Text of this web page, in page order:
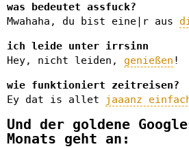
was bedeutet assfuck?
Mwahaha, du bist eine|r aus
ich leide unter irrsinn
Hey, nicht leiden, genießen !
wie funktioniert zeitreisen?
Ey dat is allet
jaaanz
Und der goldene
Monats geht an: